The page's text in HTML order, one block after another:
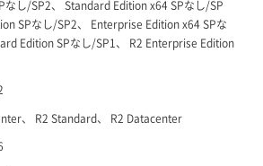
なし/SP2、 Standard Edition x64 SPなし/SP
SPなし/SP2、 Enterprise Edition x64 SPな
Edition SPなし/SP1、 R2 Enterprise Edition
、 R2 Standard、 R2 Datacenter